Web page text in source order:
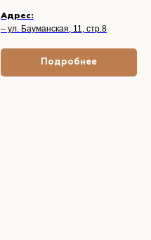
Адрес:
– ул. Бауманская, 11, стр.8
Подробнее